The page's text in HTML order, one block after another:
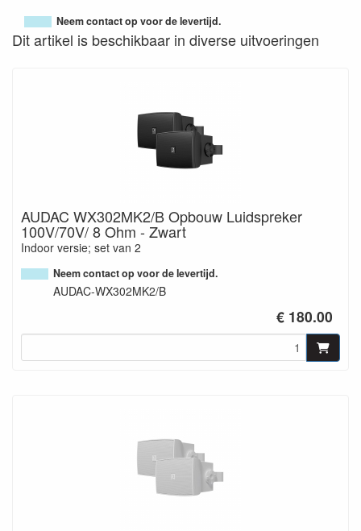
Neem contact op voor de levertijd.
Dit artikel is beschikbaar in diverse uitvoeringen
AUDAC WX302MK2/B Opbouw Luidspreker
100V/70V/ 8 Ohm - Zwart
Indoor versie; set van 2
Neem contact op voor de levertijd.
AUDAC-WX302MK2/B
€ 180.00